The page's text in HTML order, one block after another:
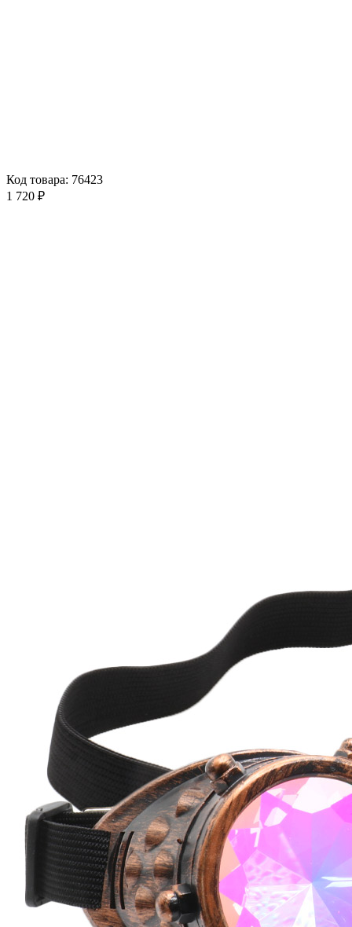
Код товара: 76423
1 720 ₽